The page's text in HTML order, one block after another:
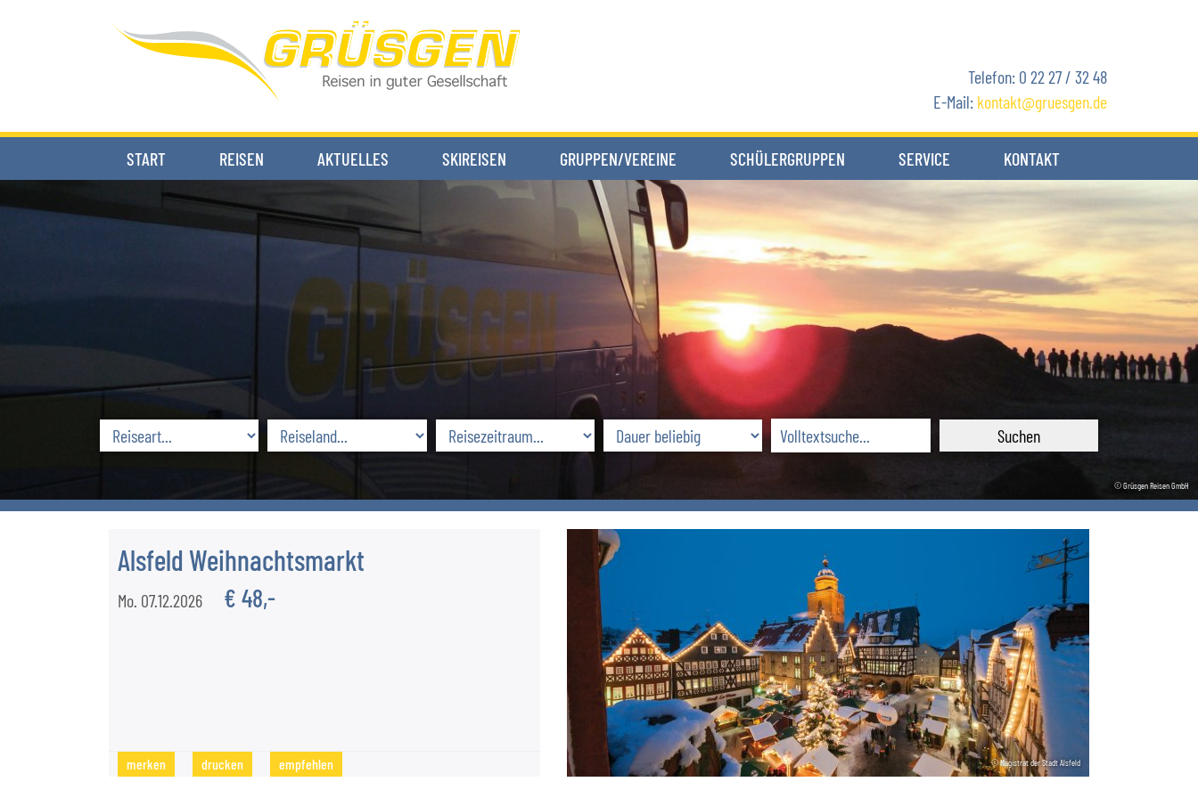
Telefon: 0 22 27 / 32 48
E-Mail: kontakt gruesgen.de
START REISEN AKTUELLES SKIREISEN GRUPPEN/VEREINE SCHÜLERGRUPPEN SERVICE
Komfort an Bord
Anfahrt
Kataloganforderung
KONTAKT
Team
© Grüsgen Reisen GmbH
Alsfeld Weihnachtsmarkt
Mo. 07.12.2026 € 48,-
merken drucken empfehlen © Magistrat der Stadt Alsfeld